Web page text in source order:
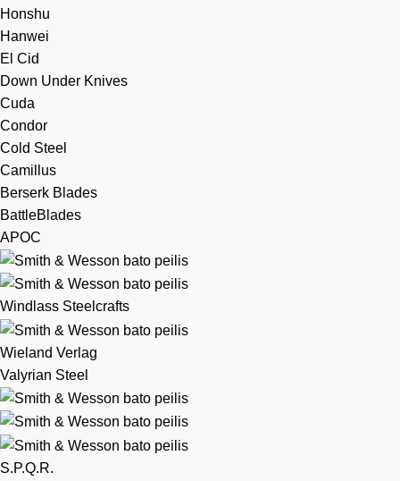
Honshu
Hanwei
El Cid
Down Under Knives
Cuda
Condor
Cold Steel
Camillus
Berserk Blades
BattleBlades
APOC
Windlass Steelcrafts
Wieland Verlag
Valyrian Steel
S.P.Q.R.